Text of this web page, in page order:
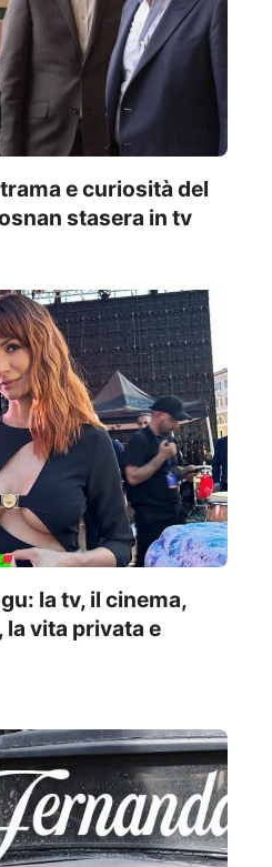
e curiosità del
stasera in tv
la tv, il cinema,
vita privata e